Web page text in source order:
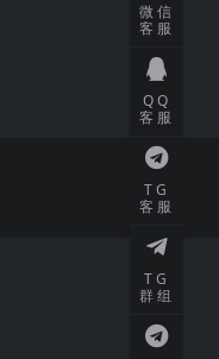
微信
客服
QQ
客服
TG
客服
TG
群组